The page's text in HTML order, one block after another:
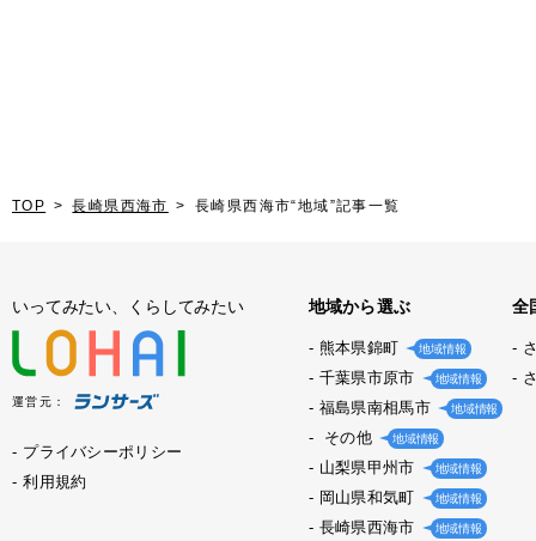
TOP 長崎県西海市 長崎県西海市“地域”記事一覧
いってみたい、くらしてみたい
運営元：
プライバシーポリシー
利用規約
地域から選ぶ
熊本県錦町 地域情報
千葉県市原市 地域情報
福島県南相馬市 地域情報
その他 地域情報
山梨県甲州市 地域情報
岡山県和気町 地域情報
長崎県西海市 地域情報
全